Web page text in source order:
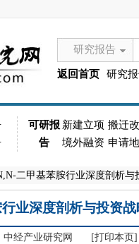
研究报告
返回首页 研究
可研报
告
新建立项 搬迁
境外融资 申请
二甲基苯胺行业深度剖析与
业深度剖析与投资
中经产业研究网 [打印本页]